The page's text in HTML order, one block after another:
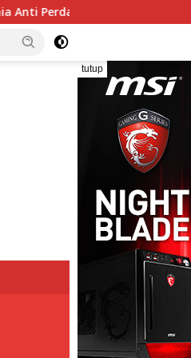
Komitmen Baru untuk
tutup